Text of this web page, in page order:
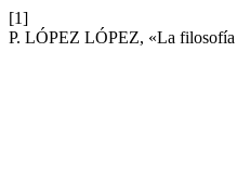
[1]
P. LÓPEZ LÓPEZ, «La